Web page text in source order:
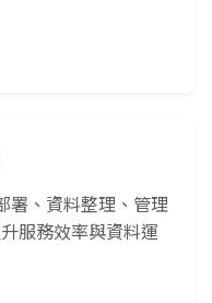
署、資料整理、管理
服務效率與資料運